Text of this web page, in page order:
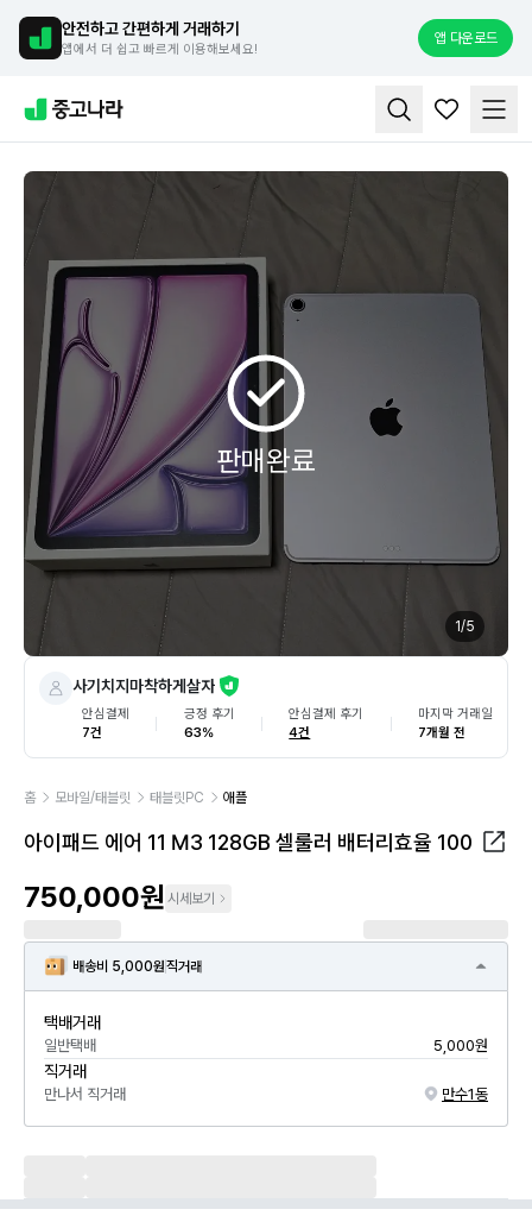
안전하고 간편하게 거래하기
앱에서 더 쉽고 빠르게 이용해보세요!
앱 다운로드
판매완료
1/5
사기치지마착하게살자
안심결제
7건
긍정 후기
63%
안심결제 후기
4건
마지막 거래일
7개월 전
홈 모바일/태블릿 태블릿PC 애플
아이패드 에어 11 M3 128GB 셀룰러 배터리효율 100
750,000원 시세보기
배송비 5,000원직거래
택배거래
일반택배 5,000원
직거래
만나서 직거래 만수1동